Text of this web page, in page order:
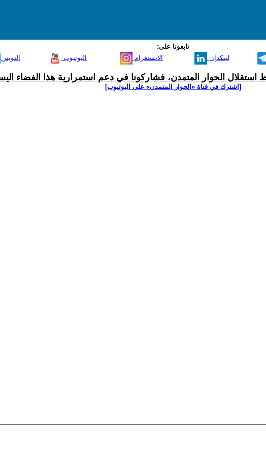
تابعونا على:
التويتر اليوتيوب الانستغرام لينكدإن
استقلال الحوار المتمدن، فشاركونا في دعم استمرارية هذا الفضاء
[اشترك في قناة ‫«الحوار المتمدن» على اليوتيوب]